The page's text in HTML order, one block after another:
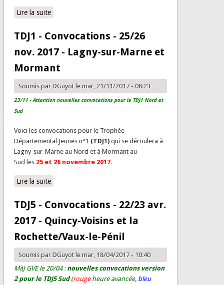
Lire la suitede TDJ2 - Convocations - 16/17 déc. 2017 - Mouroux et
TDJ1 - Convocations - 25/26
nov. 2017 - Lagny-sur-Marne et
Mormant
Soumis par DGuyotle mar, 21/11/2017 - 08:23
23/11 - Attention nouvelles convocations pour le TDJ1 Nord et
Sud
Voici les convocations pour le Trophée
Départemental Jeunes n°1 (TDJ1) qui se déroulera à
Lagny-sur-Marne au Nord et à Mormant au
Sud les 25 et 26 novembre2017.
Lire la suitede TDJ1 - Convocations - 25/26 nov. 2017 - Lagny-sur-
TDJ5 - Convocations - 22/23 avr.
2017 - Quincy-Voisins et la
Rochette/Vaux-le-Pénil
Soumis par DGuyotle mar, 18/04/2017 - 10:40
MàJ GVE le 20/04 :nouvelles convocations version
2 pour le TDJ5 Sud(rougeheure avancée, bleu